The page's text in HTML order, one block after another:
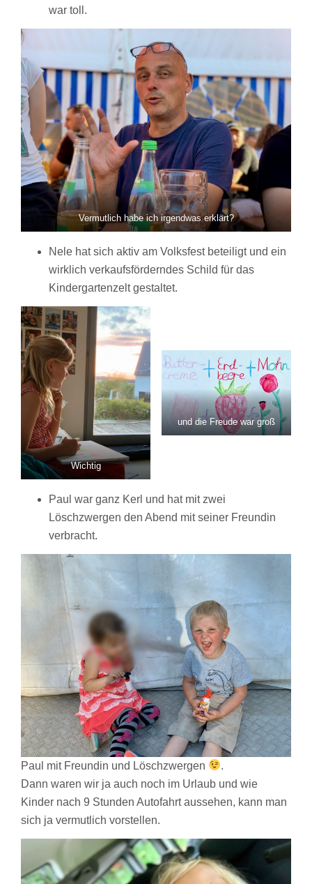
war toll.
Vermutlich habe ich irgendwas erklärt?
Nele hat sich aktiv am Volksfest beteiligt und ein
wirklich verkaufsförderndes Schild für das
Kindergartenzelt gestaltet.
Wichtig
und die Freude war groß
Paul war ganz Kerl und hat mit zwei
Löschzwergen den Abend mit seiner Freundin
verbracht.
Paul mit Freundin und Löschzwergen
.
Dann waren wir ja auch noch im Urlaub und wie
Kinder nach 9 Stunden Autofahrt aussehen, kann man
sich ja vermutlich vorstellen.